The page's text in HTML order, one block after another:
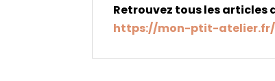
Retrouvez tous les articles
https://mon-ptit-